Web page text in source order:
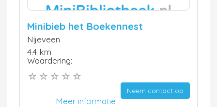
Minibieb het Boekennest
Nijeveen
4.4 km
Waardering:
Neem contact op
Meer informatie